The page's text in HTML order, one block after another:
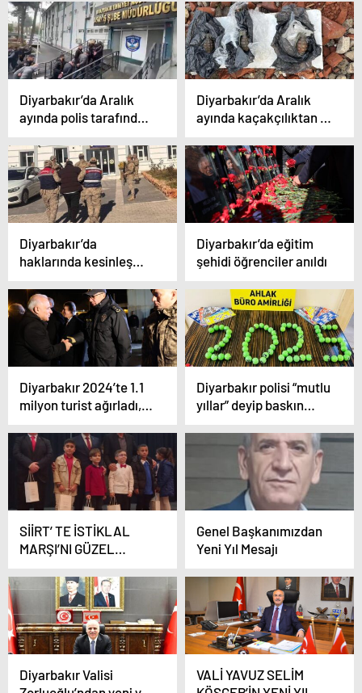
KURTULUŞU’NUN 103.
YIL DÖNÜMÜ
KUTLAMA MESAJI
TOPLANTISI YAPILDI
Diyarbakır’da Aralık
ayında polis tarafından
tutuklandı
Diyarbakır’da Aralık
ayında kaçakçılıktan 9
Diyarbakır’da
haklarında kesinleşmiş
şahıs yakalandı
Diyarbakır’da eğitim
şehidi öğrenciler anıldı
Diyarbakır 2024’te 1.1
milyon turist ağırladı,
hedefleniyor
Diyarbakır polisi “mutlu
yıllar” deyip baskın
SİİRT’ TE İSTİKLAL
MARŞI’NI GÜZEL
DÜZENLENDİ
Genel Başkanımızdan
Yeni Yıl Mesajı
Diyarbakır Valisi
VALİ YAVUZ SELİM